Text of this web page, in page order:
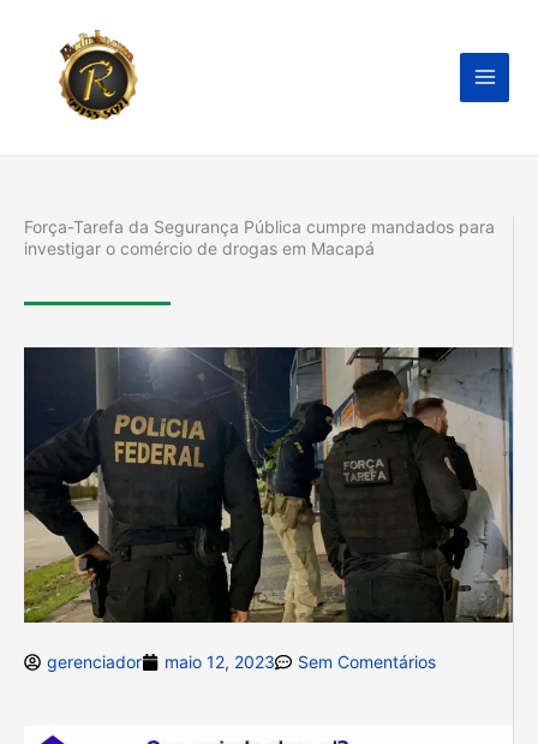
conteúdo
Força-Tarefa da Segurança Pública cumpre mandados para
investigar o comércio de drogas em Macapá
gerenciador maio 12, 2023 Sem Comentários